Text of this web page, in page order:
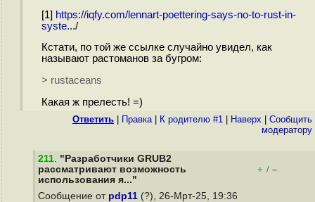
[1] https://iqfy.com/lennart-poettering-says-no-to-rust-in-
syste.../
Кстати, по той же ссылке случайно увидел, как
называют растоманов за бугром:
> rustaceans
Какая ж прелесть! =)
Ответить Правка| К родителю #1 Наверх
Cообщить
модератору
211. "Разработчики GRUB2
рассматривают возможность
использования я..."
+ / –
Сообщение от pdp11 (?), 26-Мрт-25, 19:36